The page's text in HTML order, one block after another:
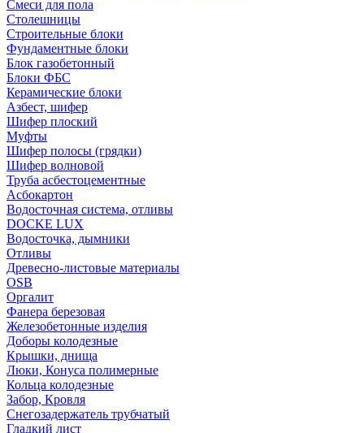
Смеси для пола
Столешницы
Строительные блоки
Фундаментные блоки
Блок газобетонный
Блоки ФБС
Керамические блоки
Азбест, шифер
Шифер плоский
Муфты
Шифер полосы (грядки)
Шифер волновой
Труба асбестоцементные
Асбокартон
Водосточная система, отливы
DOCKE LUX
Водосточка, дымники
Отливы
Древесно-листовые материалы
OSB
Оргалит
Фанера березовая
Железобетонные изделия
Доборы колодезные
Крышки, днища
Люки, Конуса полимерные
Кольца колодезные
Забор, Кровля
Снегозадержатель трубчатый
Гладкий лист